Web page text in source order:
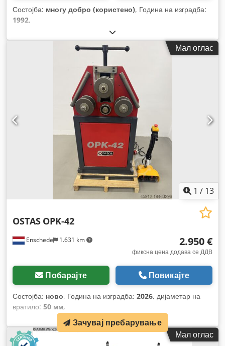
Состојба: многу добро (користено), Година на изградба:
1992,
Мал оглас
1 / 13
Enschede 1.631 km
OSTAS OPK-42
2.950 €
фиксна цена додава се ДДВ
Побарајте Повикајте
Состојба: ново, Година на изградба: 2026, дијаметар на
вратило: 50 мм,
Мал оглас
Зачувај пребарување